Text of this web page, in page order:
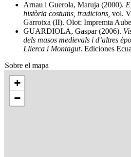
Arnau i Guerola, Maruja (2000).
història costums, tradicions, vol.
Garrotxa (II). Olot: Impremta
GUARDIOLA, Gaspar (2006).
dels masos medievals i d’altres
Llierca i Montagut. Ediciones
Sobre el mapa
+
−